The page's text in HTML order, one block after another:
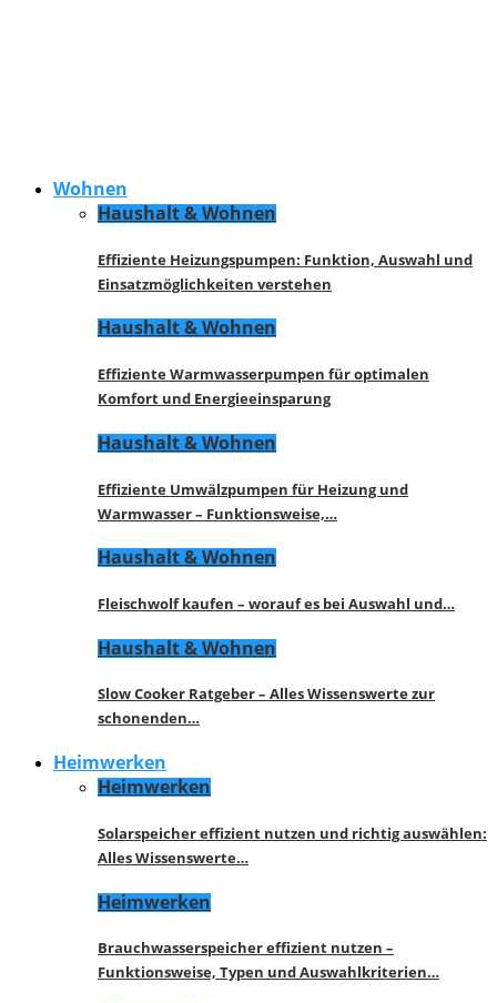
Wohnen
Haushalt & Wohnen
Effiziente Heizungspumpen: Funktion, Auswahl und
Einsatzmöglichkeiten verstehen
Haushalt & Wohnen
Effiziente Warmwasserpumpen für optimalen
Komfort und Energieeinsparung
Haushalt & Wohnen
Effiziente Umwälzpumpen für Heizung und
Warmwasser – Funktionsweise,…
Haushalt & Wohnen
Fleischwolf kaufen – worauf es bei Auswahl und…
Haushalt & Wohnen
Slow Cooker Ratgeber – Alles Wissenswerte zur
schonenden…
Heimwerken
Heimwerken
Solarspeicher effizient nutzen und richtig auswählen:
Alles Wissenswerte…
Heimwerken
Brauchwasserspeicher effizient nutzen –
Funktionsweise, Typen und Auswahlkriterien…